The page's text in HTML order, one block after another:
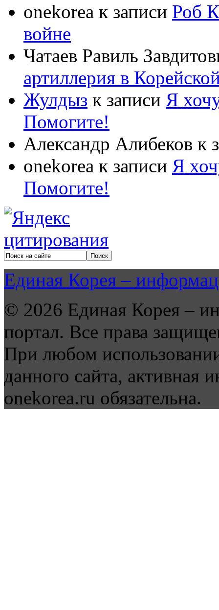
onekorea к записи Роб
войне
Чатаев Равиль
артиллерия в
Жулдыз к записи Я
Помогите!
Александр Алибеков к
onekorea к записи Я
Помогите!
Единая Корея –
© 2026 Единая Корея –
портал. Все права
При любом
данного сайта, активная
onekorea.ru обязательна.